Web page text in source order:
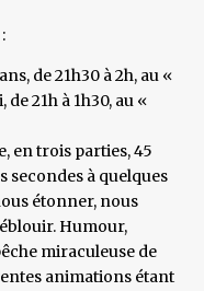
de 21h30 à 2h, au «
21h à 1h30, au «
en trois parties, 45
secondes à quelques
étonner, nous
Humour,
miraculeuse de
animations étant